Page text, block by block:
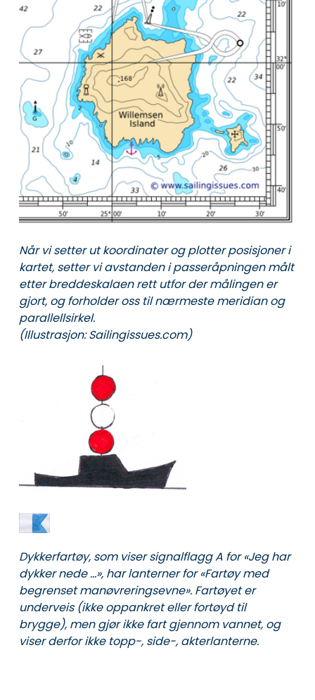
Når vi setter ut koordinater og plotter posisjoner i
kartet, setter vi avstanden i passeråpningen målt
etter breddeskalaen rett utfor der målingen er
gjort, og forholder oss til nærmeste meridian og
parallellsirkel.
(Illustrasjon: Sailingissues.com)
Dykkerfartøy, som viser signalflagg A for «Jeg har
dykker nede …», har lanterner for «Fartøy med
begrenset manøvreringsevne». Fartøyet er
underveis (ikke oppankret eller fortøyd til
brygge), men gjør ikke fart gjennom vannet, og
viser derfor ikke topp-, side-, akterlanterne.